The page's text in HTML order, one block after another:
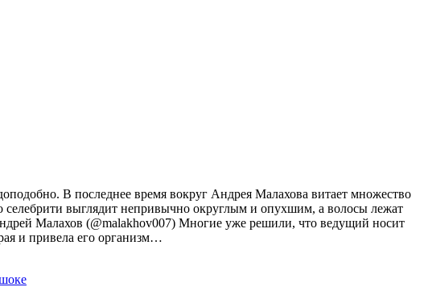
В последнее время вокруг Андрея Малахова витает множество
выглядит непривычно округлым и опухшим, а волосы лежат
Малахов (@malakhov007) Многие уже решили, что ведущий носит
и привела его организм…